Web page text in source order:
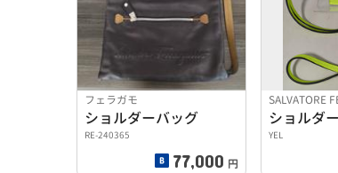
フェラガモ
ショルダーバッグ
RE-240365
77,000 円
SALVATORE
YEL